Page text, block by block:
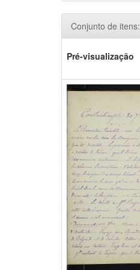
Conjunto de itens:
Pré-visualização